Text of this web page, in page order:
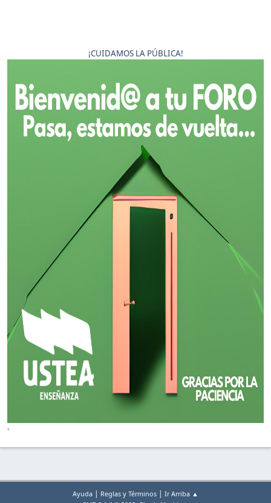
¡CUIDAMOS LA PÚBLICA!
'
Ayuda | Reglas y Términos | Ir Arriba ▲